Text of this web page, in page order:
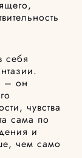
себя
– он
чувства
сама по
и
чем само